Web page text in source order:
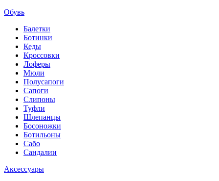
Обувь
Балетки
Ботинки
Кеды
Кроссовки
Лоферы
Мюли
Полусапоги
Сапоги
Слипоны
Туфли
Шлепанцы
Босоножки
Ботильоны
Сабо
Сандалии
Аксессуары